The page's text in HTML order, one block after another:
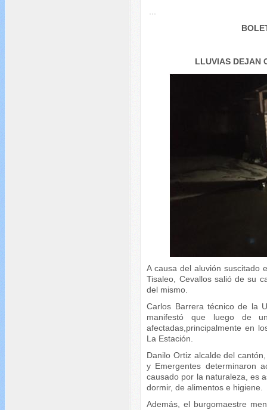
LLUVIAS DEJAN
A causa del aluvión suscitado
Tisaleo, Cevallos salió de su
del mismo.
Carlos Barrera técnico de la
manifestó que luego de
afectadas,principalmente en
La Estación.
Danilo Ortiz alcalde del
y Emergentes determinaron
causado por la naturaleza, es
dormir, de alimentos e higiene.
Además, el burgomaestre